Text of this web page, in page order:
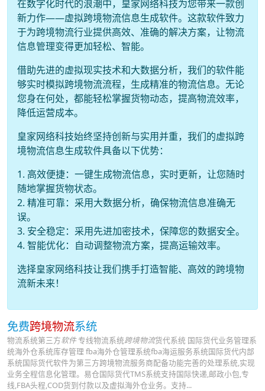
在数字化时代的浪潮中，皇家网络科技为您带来一款创
新力作——虚拟跨境物流信息生成软件。这款软件致力
于为跨境物流行业提供高效、准确的解决方案，让物流
信息管理变得更加轻松、智能。
借助先进的虚拟现实技术和大数据分析，我们的软件能
够实时模拟跨境物流流程，生成精准的物流信息。无论
您身在何处，都能轻松掌握货物动态，提高物流效率，
降低运营成本。
皇家网络科技始终坚持创新与实用并重，我们的虚拟跨
境物流信息生成软件具备以下优势：
1. 高效便捷：一键生成物流信息，实时更新，让您随时
随地掌握货物状态。
2. 精准可靠：采用大数据分析，确保物流信息准确无
误。
3. 安全稳定：采用先进加密技术，保障您的数据安全。
4. 智能优化：自动调整物流方案，提高运输效率。
选择皇家网络科技让我们携手打造智能、高效的跨境物
流新未来！
免费跨境物流系统
物流系统第三方软件专线物流系统跨境物流货代系统 国际货代业务管理系
统海外仓系统库存管理 fba海外仓管理系统fba海运服务系统国际货代内部
系统国际货代软件为第三方跨境物流服务商配备功能完善的处理系统,实现
业务全程信息化管理。易仓国际货代TMS系统支持国际快递,邮政小包,专
线,FBA头程,COD货到付款以及虚拟海外仓业务。支持...